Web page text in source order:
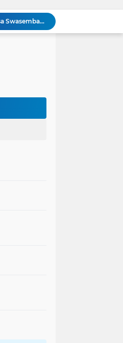
Polisi Masuk Ladang! Polsek Kandis Rawat Jagung, Jaga Asa Swasembada Pangan
Babinsa Sertu Suriyadi Mengecek dan Mendata Anak Warga Yang Stunting di Wilayah Binaannya